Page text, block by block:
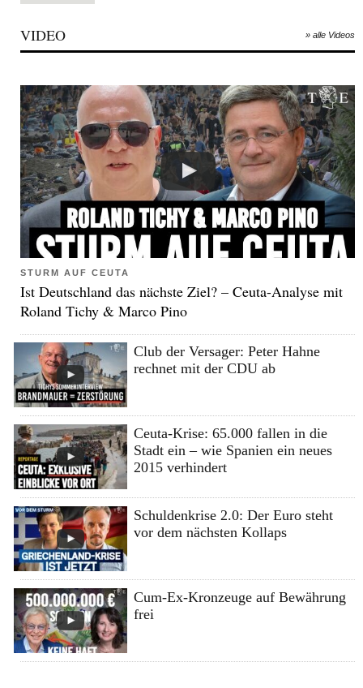
VIDEO » alle Videos
STURM AUF CEUTA
Ist Deutschland das nächste Ziel? – Ceuta-Analyse mit
Roland Tichy & Marco Pino
Club der Versager: Peter Hahne
rechnet mit der CDU ab
Ceuta-Krise: 65.000 fallen in die
Stadt ein – wie Spanien ein neues
2015 verhindert
Schuldenkrise 2.0: Der Euro steht
vor dem nächsten Kollaps
Cum-Ex-Kronzeuge auf Bewährung
frei